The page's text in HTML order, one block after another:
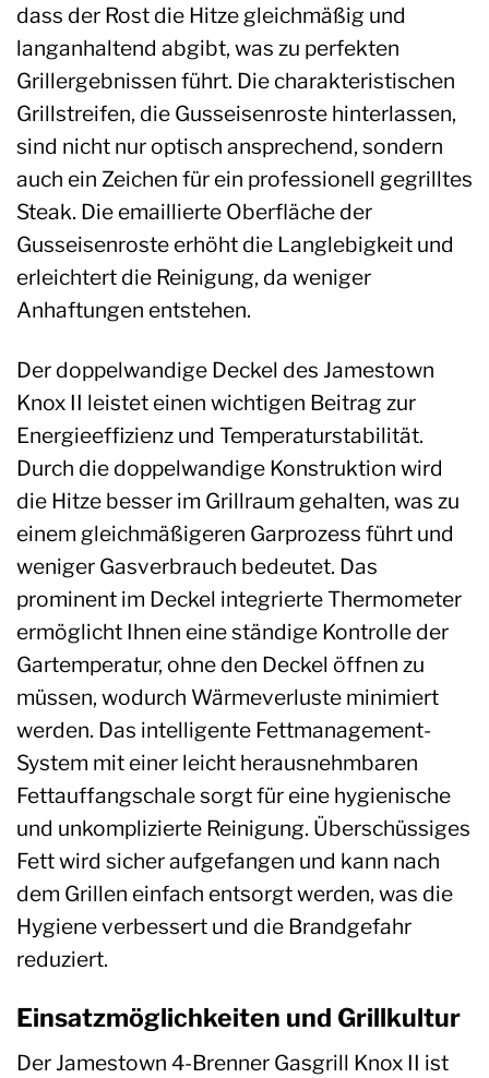
dass der Rost die Hitze gleichmäßig und
langanhaltend abgibt, was zu perfekten
Grillergebnissen führt. Die charakteristischen
Grillstreifen, die Gusseisenroste hinterlassen,
sind nicht nur optisch ansprechend, sondern
auch ein Zeichen für ein professionell gegrilltes
Steak. Die emaillierte Oberfläche der
Gusseisenroste erhöht die Langlebigkeit und
erleichtert die Reinigung, da weniger
Anhaftungen entstehen.
Der doppelwandige Deckel des Jamestown
Knox II leistet einen wichtigen Beitrag zur
Energieeffizienz und Temperaturstabilität.
Durch die doppelwandige Konstruktion wird
die Hitze besser im Grillraum gehalten, was zu
einem gleichmäßigeren Garprozess führt und
weniger Gasverbrauch bedeutet. Das
prominent im Deckel integrierte Thermometer
ermöglicht Ihnen eine ständige Kontrolle der
Gartemperatur, ohne den Deckel öffnen zu
müssen, wodurch Wärmeverluste minimiert
werden. Das intelligente Fettmanagement-
System mit einer leicht herausnehmbaren
Fettauffangschale sorgt für eine hygienische
und unkomplizierte Reinigung. Überschüssiges
Fett wird sicher aufgefangen und kann nach
dem Grillen einfach entsorgt werden, was die
Hygiene verbessert und die Brandgefahr
reduziert.
Einsatzmöglichkeiten und Grillkultur
Der Jamestown 4-Brenner Gasgrill Knox II ist